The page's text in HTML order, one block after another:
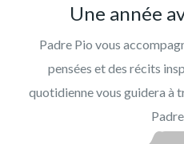
Une année
Padre Pio vous
pensées et des récits
quotidienne vous guidera à